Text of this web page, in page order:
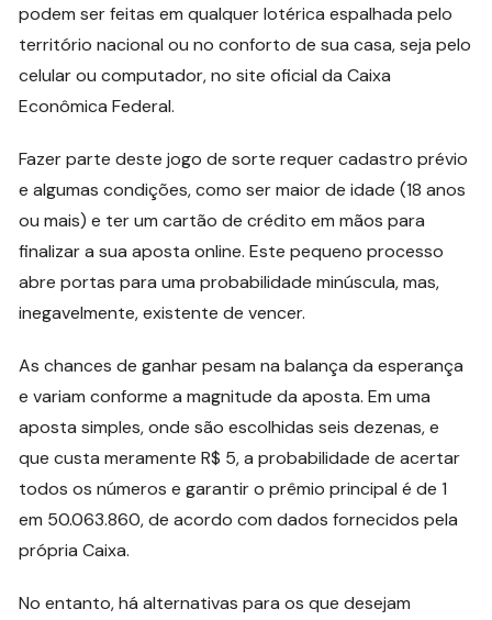
podem ser feitas em qualquer lotérica espalhada pelo
território nacional ou no conforto de sua casa, seja pelo
celular ou computador, no site oficial da Caixa
Econômica Federal.
Fazer parte deste jogo de sorte requer cadastro prévio
e algumas condições, como ser maior de idade (18 anos
ou mais) e ter um cartão de crédito em mãos para
finalizar a sua aposta online. Este pequeno processo
abre portas para uma probabilidade minúscula, mas,
inegavelmente, existente de vencer.
As chances de ganhar pesam na balança da esperança
e variam conforme a magnitude da aposta. Em uma
aposta simples, onde são escolhidas seis dezenas, e
que custa meramente R$ 5, a probabilidade de acertar
todos os números e garantir o prêmio principal é de 1
em 50.063.860, de acordo com dados fornecidos pela
própria Caixa.
No entanto, há alternativas para os que desejam